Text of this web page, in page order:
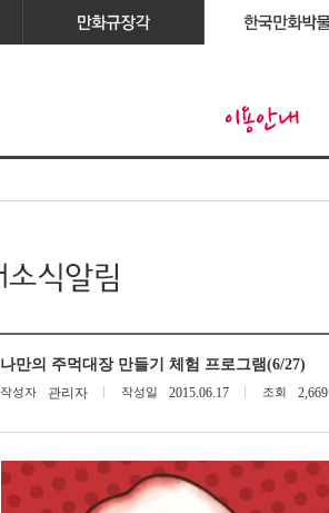
나만의 주먹대장 만들기 체험 프로그램(6/27)
작성자 관리자 작성일 2015.06.17 조회 2,669